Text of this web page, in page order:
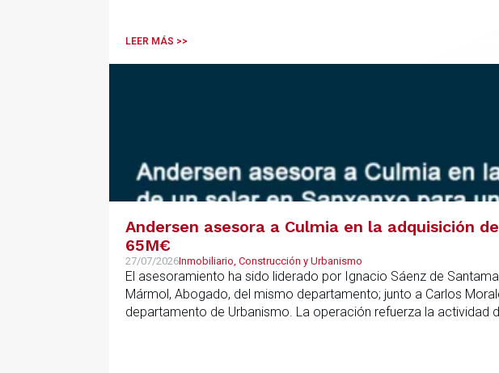
LEER MÁS >>
Andersen asesora a Culmia en la adquisición
65M€
27/07/2026Inmobiliario, Construcción y Urbanismo
El asesoramiento ha sido liderado por Ignacio Sáenz de
Mármol, Abogado, del mismo departamento; junto a Carlos
departamento de Urbanismo. La operación refuerza la actividad